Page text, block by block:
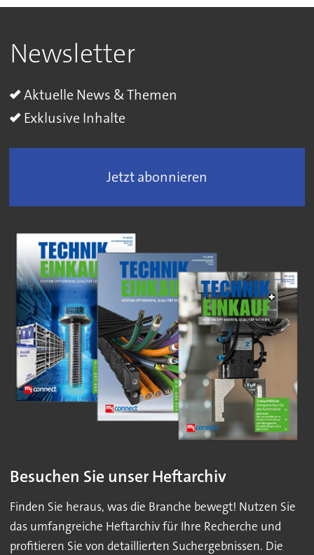
Newsletter
Aktuelle News & Themen
Exklusive Inhalte
Jetzt abonnieren
Besuchen Sie unser Heftarchiv
Finden Sie heraus, was die Branche bewegt! Nutzen Sie
das umfangreiche Heftarchiv für Ihre Recherche und
profitieren Sie von detaillierten Suchergebnissen. Die